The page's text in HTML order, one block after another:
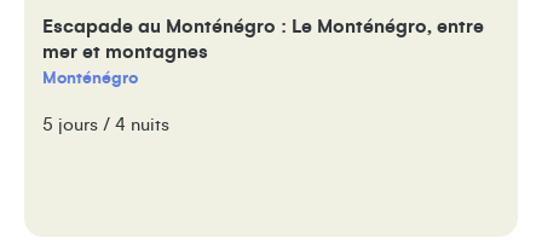
Escapade au Monténégro : Le Monténégro, entre
mer et montagnes
Monténégro
5 jours / 4 nuits